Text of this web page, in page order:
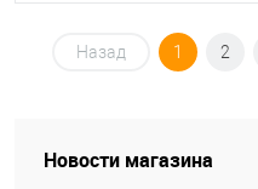
Назад 1 2
Новости магазина